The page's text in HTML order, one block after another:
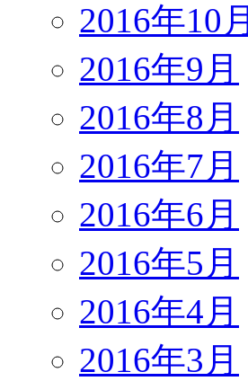
2016年10月
2016年9月
2016年8月
2016年7月
2016年6月
2016年5月
2016年4月
2016年3月